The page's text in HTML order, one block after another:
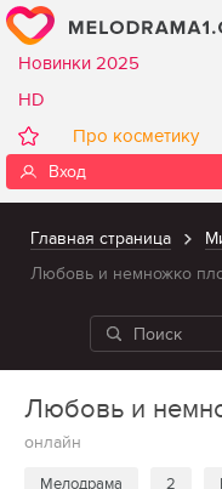
Новинки 2025
HD
Про косметику
Вход
Главная страница
Любовь и немножко
Любовь и
онлайн
Мелодрама 2